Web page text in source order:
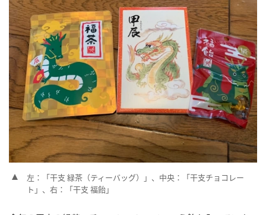
左：「干支 緑茶（ティーバッグ）」、中央：「干支チョコレー
ト」、右：「干支 福飴」